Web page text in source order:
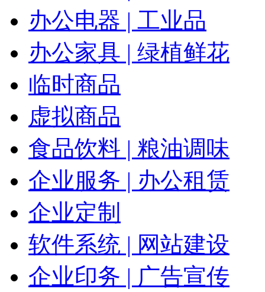
办公电器 | 工业品
办公家具 | 绿植鲜花
临时商品
虚拟商品
食品饮料 | 粮油调味
企业服务 | 办公租赁
企业定制
软件系统 | 网站建设
企业印务 | 广告宣传